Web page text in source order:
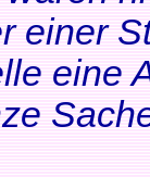
einer
eine